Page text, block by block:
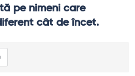
pe nimeni care
cât de încet.